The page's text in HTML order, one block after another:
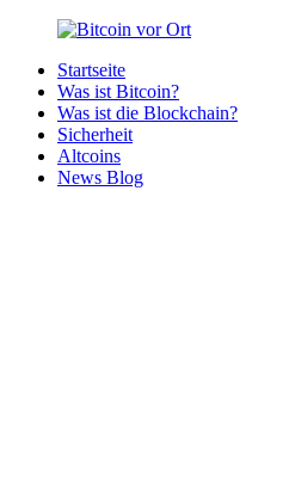
Zurück
Inhalt
Bitcoin
Bitcoins
deiner
Region
Startseite
Was ist Bitcoin?
Was ist die Blockchain?
Sicherheit
Altcoins
News Blog